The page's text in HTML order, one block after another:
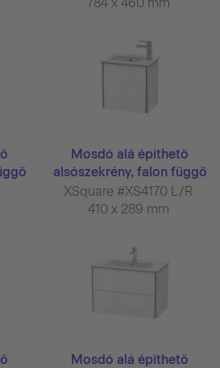
784 x 460 mm
Mosdó alá építhető
alsószekrény, falon függő
...
XSquare #XS4170 L/R
410 x 289 mm
Mosdó alá építhető